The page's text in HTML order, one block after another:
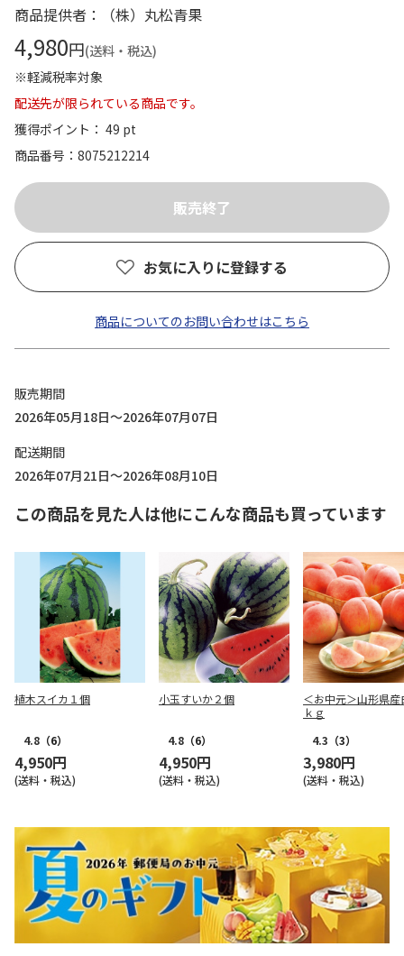
商品提供者：（株）丸松青果
4,980円(送料・税込)
※軽減税率対象
配送先が限られている商品です。
獲得ポイント： 49 pt
商品番号
8075212214
お気に入りに登録する
商品についてのお問い合わせはこちら
販売期間
2026年05月18日～2026年07月07日
配送期間
2026年07月21日～2026年08月10日
この商品を見た人は他にこんな商品も買っています
植木スイカ１個
4.8 （6）
4,950円
(送料・税込)
小玉すいか２個
4.8 （6）
4,950円
(送料・税込)
＜お中元＞山形県産
ｋｇ
4.3 （3）
3,980円
(送料・税込)